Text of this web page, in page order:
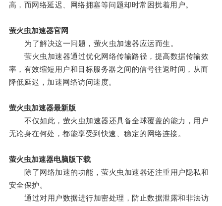
高，而网络延迟、网络拥塞等问题却时常困扰着用户。
萤火虫加速器官网
为了解决这一问题，萤火虫加速器应运而生。
萤火虫加速器通过优化网络传输路径，提高数据传输效
率，有效缩短用户和目标服务器之间的信号往返时间，从而
降低延迟，加速网络访问速度。
萤火虫加速器最新版
不仅如此，萤火虫加速器还具备全球覆盖的能力，用户
无论身在何处，都能享受到快速、稳定的网络连接。
萤火虫加速器电脑版下载
除了网络加速的功能，萤火虫加速器还注重用户隐私和
安全保护。
通过对用户数据进行加密处理，防止数据泄露和非法访